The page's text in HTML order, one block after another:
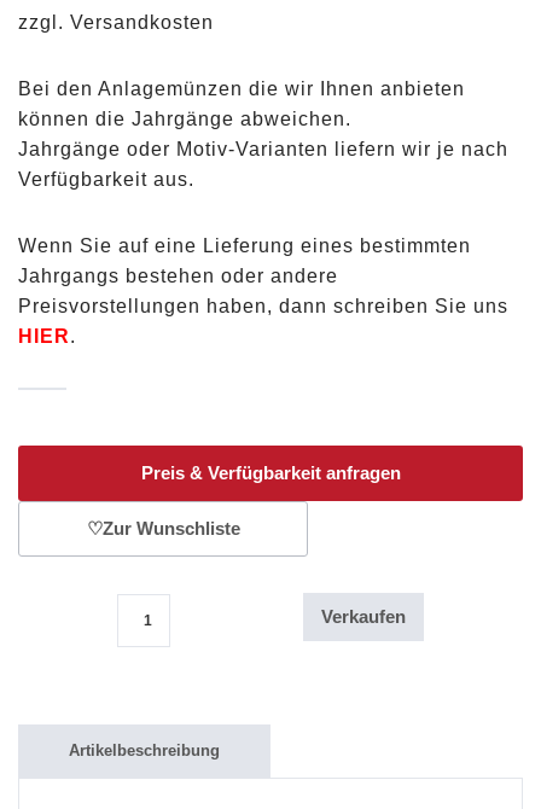
zzgl. Versandkosten
Bei den Anlagemünzen die wir Ihnen anbieten
können die Jahrgänge abweichen.
Jahrgänge oder Motiv-Varianten liefern wir je nach
Verfügbarkeit aus.
Wenn Sie auf eine Lieferung eines bestimmten
Jahrgangs bestehen oder andere
Preisvorstellungen haben, dann schreiben Sie uns
HIER.
Preis & Verfügbarkeit anfragen
♡Zur Wunschliste
1/4 Oz / 50 Rubel / Russland Goldmünze / St. Isaac Kathedrale
Verkaufen
Artikelbeschreibung